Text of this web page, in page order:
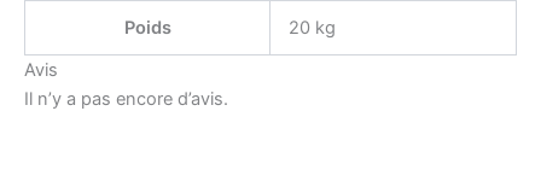
Poids
20 kg
Avis
Il n’y a pas encore d’avis.